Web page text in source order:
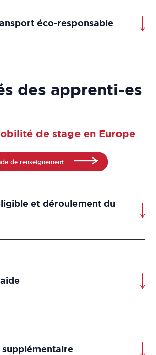
éco-responsable
des apprenti-es
de stage en Europe
de renseignement
et déroulement du
supplémentaire